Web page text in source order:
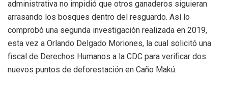
administrativa no impidió que otros ganaderos siguieran
arrasando los bosques dentro del resguardo. Así lo
comprobó una segunda investigación realizada en 2019,
esta vez a Orlando Delgado Moriones, la cual solicitó una
fiscal de Derechos Humanos a la CDC para verificar dos
nuevos puntos de deforestación en Caño Makú.